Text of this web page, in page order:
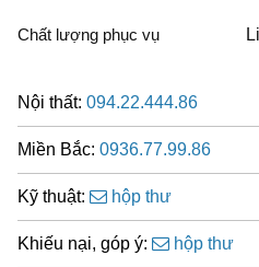
Chất lượng phục vụ
Nội thất: 094.22.444.86
Miền Bắc: 0936.77.99.86
Kỹ thuật: hộp thư
Khiếu nại, góp ý: hộp thư